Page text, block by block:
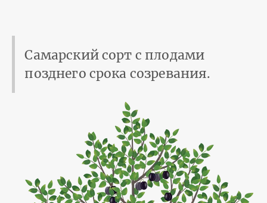
Самарский сорт с плодами
позднего срока созревания.